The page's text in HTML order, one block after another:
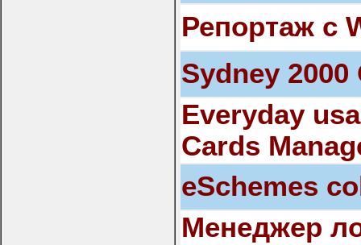
Репортаж с
Sydney
Everyday
Cards
eSchemes
Менеджер